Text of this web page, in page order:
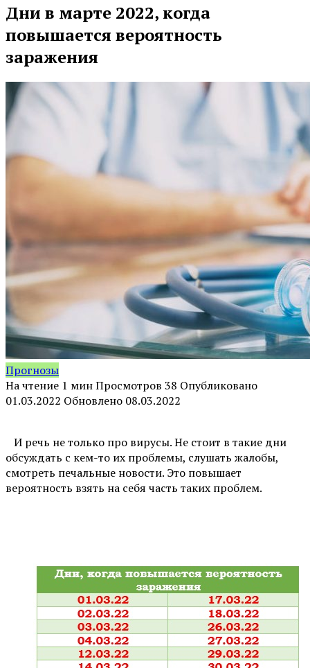
Дни в марте 2022, когда
повышается вероятность
заражения
Прогнозы
На чтение 1 минПросмотров 38 Опубликовано
01.03.2022 Обновлено 08.03.2022
⠀И речь не только про вирусы. Не стоит в такие дни
обсуждать с кем-то их проблемы, слушать жалобы,
смотреть печальные новости. Это повышает
вероятность взять на себя часть таких проблем.